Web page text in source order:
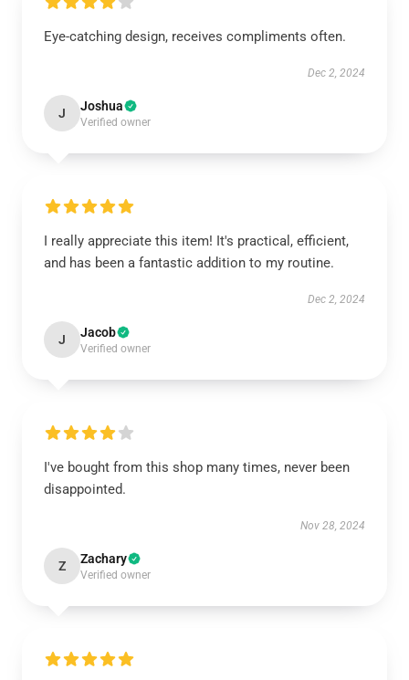
Eye-catching design, receives compliments often.
Dec 2, 2024
J Joshua
Verified owner
I really appreciate this item! It's practical, efficient,
and has been a fantastic addition to my routine.
Dec 2, 2024
J Jacob
Verified owner
I've bought from this shop many times, never been
disappointed.
Nov 28, 2024
Z Zachary
Verified owner